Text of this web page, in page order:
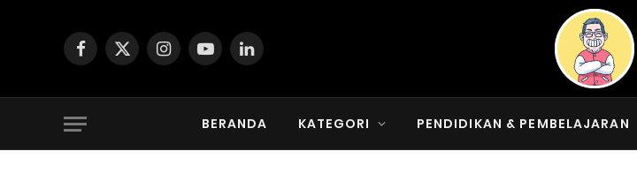
Facebook
X
InstagramYouTubeLinkedIn
BERANDA KATEGORI PENDIDIKAN & PEMBELAJARAN